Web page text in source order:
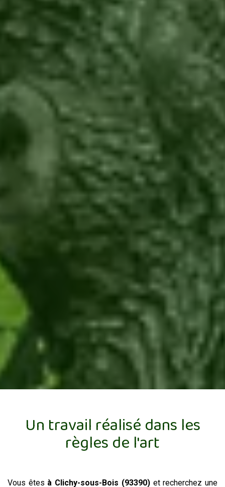
Un travail réalisé dans les
règles de l'art
Vous êtes à Clichy-sous-Bois (93390) et recherchez une